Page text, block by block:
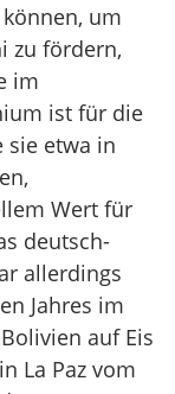
um
zu fördern,
im
ist für die
sie etwa in
Wert für
deutsch-
allerdings
Jahres im
auf Eis
La Paz vom